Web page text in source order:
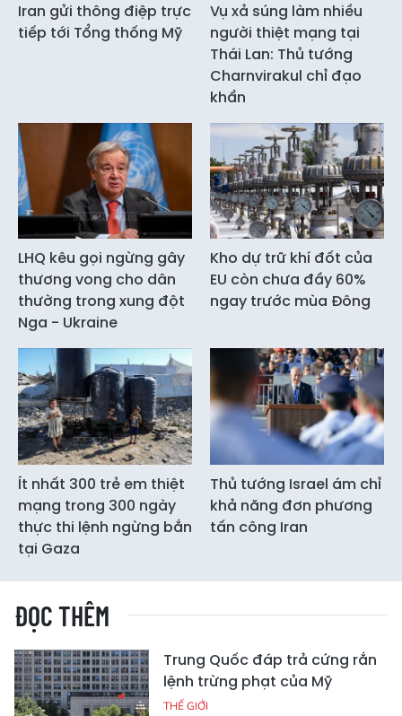
Iran gửi thông điệp trực
tiếp tới Tổng thống Mỹ
Vụ xả súng làm nhiều
người thiệt mạng tại
Thái Lan: Thủ tướng
Charnvirakul chỉ đạo
khẩn
LHQ kêu gọi ngừng gây
thương vong cho dân
thường trong xung đột
Nga - Ukraine
Kho dự trữ khí đốt của
EU còn chưa đầy 60%
ngay trước mùa Đông
Ít nhất 300 trẻ em thiệt
mạng trong 300 ngày
thực thi lệnh ngừng bắn
tại Gaza
Thủ tướng Israel ám chỉ
khả năng đơn phương
tấn công Iran
ĐỌC THÊM
Trung Quốc đáp trả cứng rắn
lệnh trừng phạt của Mỹ
THẾ GIỚI